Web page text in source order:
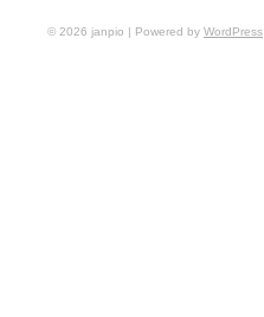
© 2026 janpio | Powered by WordPress